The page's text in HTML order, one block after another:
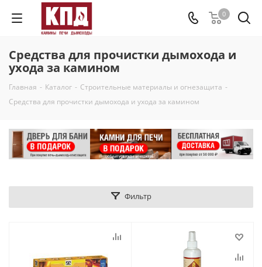
0
Средства для прочистки дымохода и
ухода за камином
Главная - Каталог - Строительные материалы и огнезащита -
Средства для прочистки дымохода и ухода за камином
Фильтр